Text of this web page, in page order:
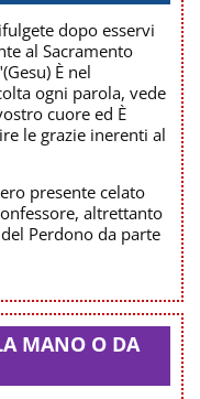
dopo esservi
al Sacramento
È nel
ogni parola, vede
cuore ed È
le grazie inerenti al
presente celato
altrettanto
Perdono da parte
MANO O DA